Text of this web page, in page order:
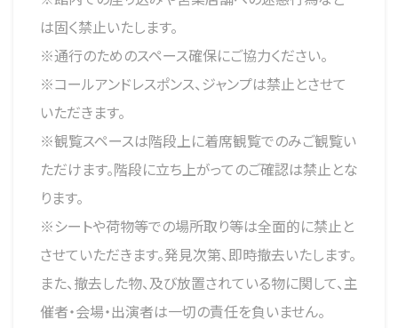
は固く禁止いたします。
※通行のためのスペース確保にご協力ください。
※コールアンドレスポンス、ジャンプは禁止とさせて
いただきます。
※観覧スペースは階段上に着席観覧でのみご観覧い
ただけます。階段に立ち上がってのご確認は禁止とな
ります。
※シートや荷物等での場所取り等は全面的に禁止と
させていただきます。発見次第、即時撤去いたします。
また、撤去した物、及び放置されている物に関して、主
催者・会場・出演者は一切の責任を負いません。